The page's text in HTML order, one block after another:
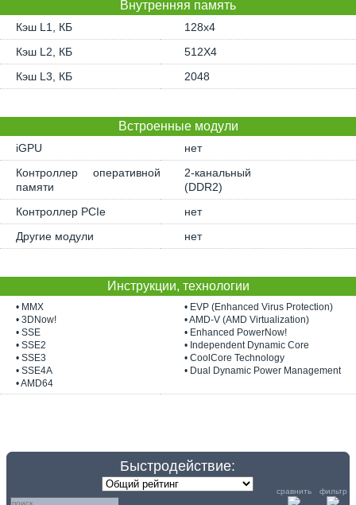
Внутренняя память
Кэш L1, КБ
128x4
Кэш L2, КБ
512X4
Кэш L3, КБ
2048
Встроенные модули
iGPU
нет
Контроллер оперативной
памяти
2-канальный
(DDR2)
Контроллер PCIe
нет
Другие модули
нет
Инструкции, технологии
• MMX
• 3DNow!
• SSE
• SSE2
• SSE3
• SSE4A
• AMD64
• EVP (Enhanced Virus Protection)
• AMD-V (AMD Virtualization)
• Enhanced PowerNow!
• Independent Dynamic Core
• CoolCore Technology
• Dual Dynamic Power Management
Быстродействие:
сравнить фильтр